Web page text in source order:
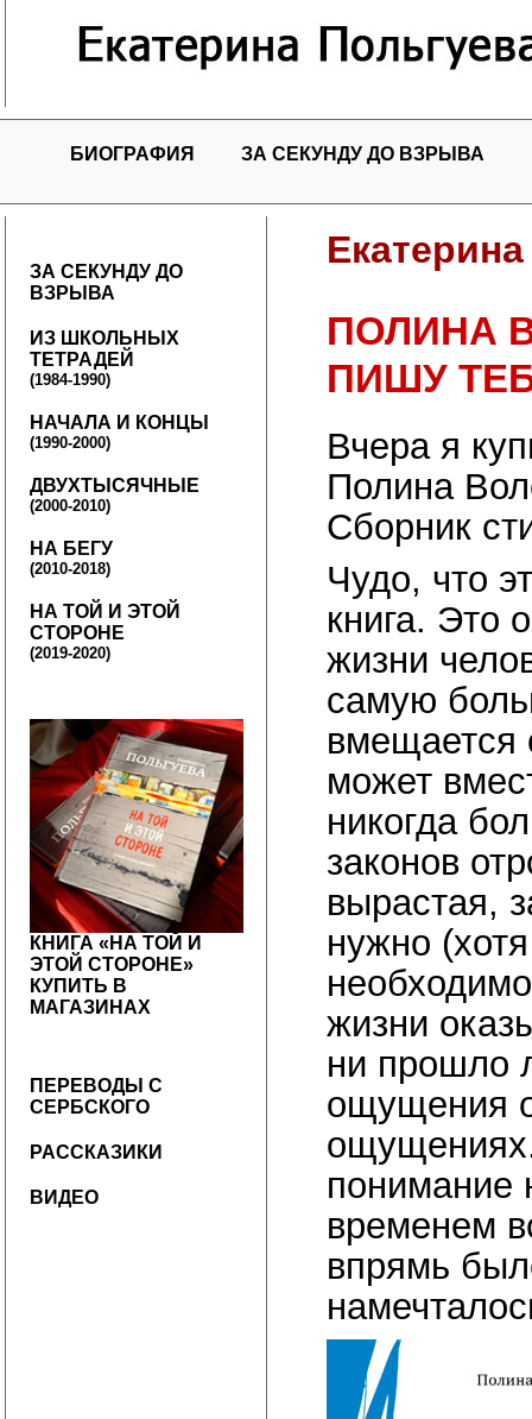
БИОГРАФИЯ ЗА СЕКУНДУ ДО ВЗРЫВА
ЗА СЕКУНДУ ДО
ВЗРЫВА
ИЗ ШКОЛЬНЫХ
ТЕТРАДЕЙ
(1984-1990)
НАЧАЛА И КОНЦЫ
(1990-2000)
ДВУХТЫСЯЧНЫЕ
(2000-2010)
НА БЕГУ
(2010-2018)
НА ТОЙ И ЭТОЙ
СТОРОНЕ
(2019-2020)
КНИГА «НА ТОЙ И
ЭТОЙ СТОРОНЕ»
КУПИТЬ В
МАГАЗИНАХ
ПЕРЕВОДЫ С
СЕРБСКОГО
РАССКАЗИКИ
ВИДЕО
ПОЛИНА
ПИШУ
Вчера я
Полина
Сборник
Чудо, что
книга. Это
жизни
самую
вмещается
может
никогда
законов
вырастая,
нужно
жизни
ни прошло
ощущения
понимание
временем
впрямь